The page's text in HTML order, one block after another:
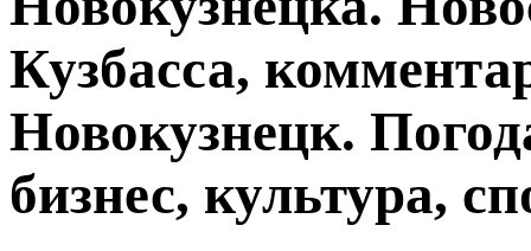
Кузбасса,
Новокузнецк.
бизнес, культура,